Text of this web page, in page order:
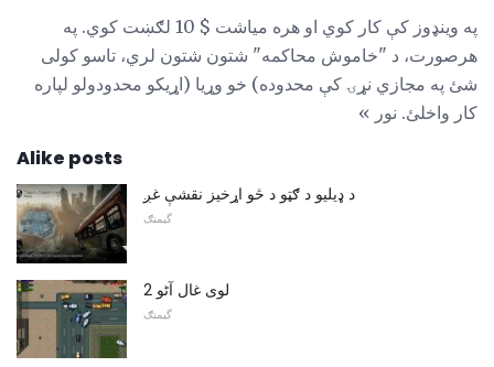
په وینډوز کې کار کوي او هره میاشت $ 10 لګښت کوي. په
هرصورت، د "خاموش محاکمه" شتون شتون لري، تاسو کولی
شئ په مجازي نړۍ کې محدوده) خو وړیا (اړیکو محدودولو لپاره
کار واخلئ. نور »
Alike posts
د ډیلیو د ګټو د څو اړخیز نقشې غږ
گیمنګ
لوی غال آٹو 2
گیمنګ